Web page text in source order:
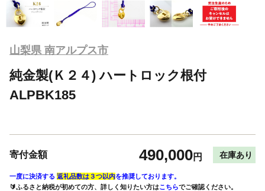
山梨県 南アルプス市
純金製(Ｋ２４) ハートロック根付
ALPBK185
寄付金額 490,000円 在庫あり
一度に決済する 返礼品数は３つ以内を推奨しております。
🔰ふるさと納税が初めての方、詳しく知りたい方はこちらでご確認ください。